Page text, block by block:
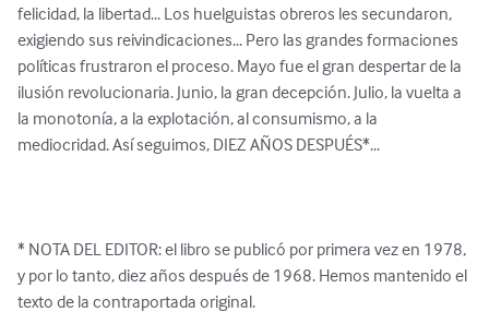
felicidad, la libertad... Los huelguistas obreros les secundaron,
exigiendo sus reivindicaciones... Pero las grandes formaciones
políticas frustraron el proceso. Mayo fue el gran despertar de la
ilusión revolucionaria. Junio, la gran decepción. Julio, la vuelta a
la monotonía, a la explotación, al consumismo, a la
mediocridad. Así seguimos, DIEZ AÑOS DESPUÉS*...
* NOTA DEL EDITOR: el libro se publicó por primera vez en 1978,
y por lo tanto, diez años después de 1968. Hemos mantenido el
texto de la contraportada original.